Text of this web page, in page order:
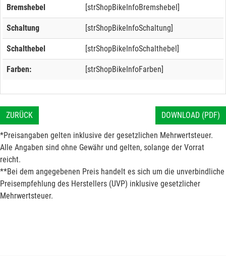
Bremshebel [strShopBikeInfoBremshebel]
Schaltung [strShopBikeInfoSchaltung]
Schalthebel [strShopBikeInfoSchalthebel]
Farben: [strShopBikeInfoFarben]
ZURÜCK DOWNLOAD (PDF)
*Preisangaben gelten inklusive der gesetzlichen Mehrwertsteuer.
Alle Angaben sind ohne Gewähr und gelten, solange der Vorrat
reicht.
**Bei dem angegebenen Preis handelt es sich um die unverbindliche
Preisempfehlung des Herstellers (UVP) inklusive gesetzlicher
Mehrwertsteuer.